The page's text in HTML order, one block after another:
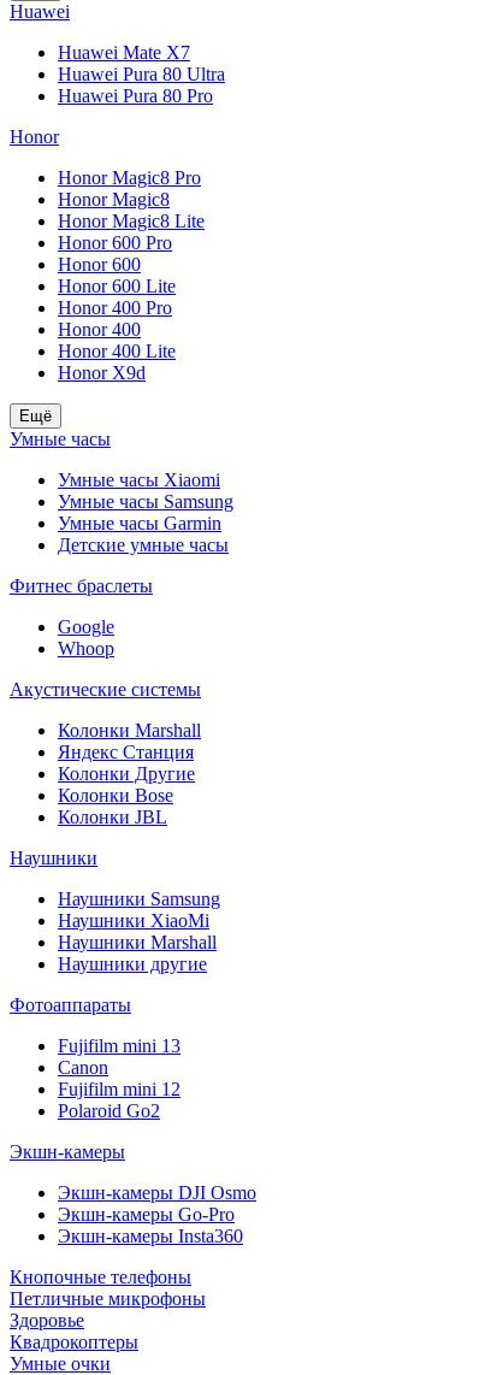
Huawei
Huawei Mate X7
Huawei Pura 80 Ultra
Huawei Pura 80 Pro
Honor
Honor Magic8 Pro
Honor Magic8
Honor Magic8 Lite
Honor 600 Pro
Honor 600
Honor 600 Lite
Honor 400 Pro
Honor 400
Honor 400 Lite
Honor X9d
Ещё
Умные часы
Умные часы Xiaomi
Умные часы Samsung
Умные часы Garmin
Детские умные часы
Фитнес браслеты
Google
Whoop
Акустические системы
Колонки Marshall
Яндекс Станция
Колонки Другие
Колонки Bose
Колонки JBL
Наушники
Наушники Samsung
Наушники XiaoMi
Наушники Marshall
Наушники другие
Фотоаппараты
Fujifilm mini 13
Canon
Fujifilm mini 12
Polaroid Go2
Экшн-камеры
Экшн-камеры DJI Osmo
Экшн-камеры Go-Pro
Экшн-камеры Insta360
Кнопочные телефоны
Петличные микрофоны
Здоровье
Квадрокоптеры
Умные очки